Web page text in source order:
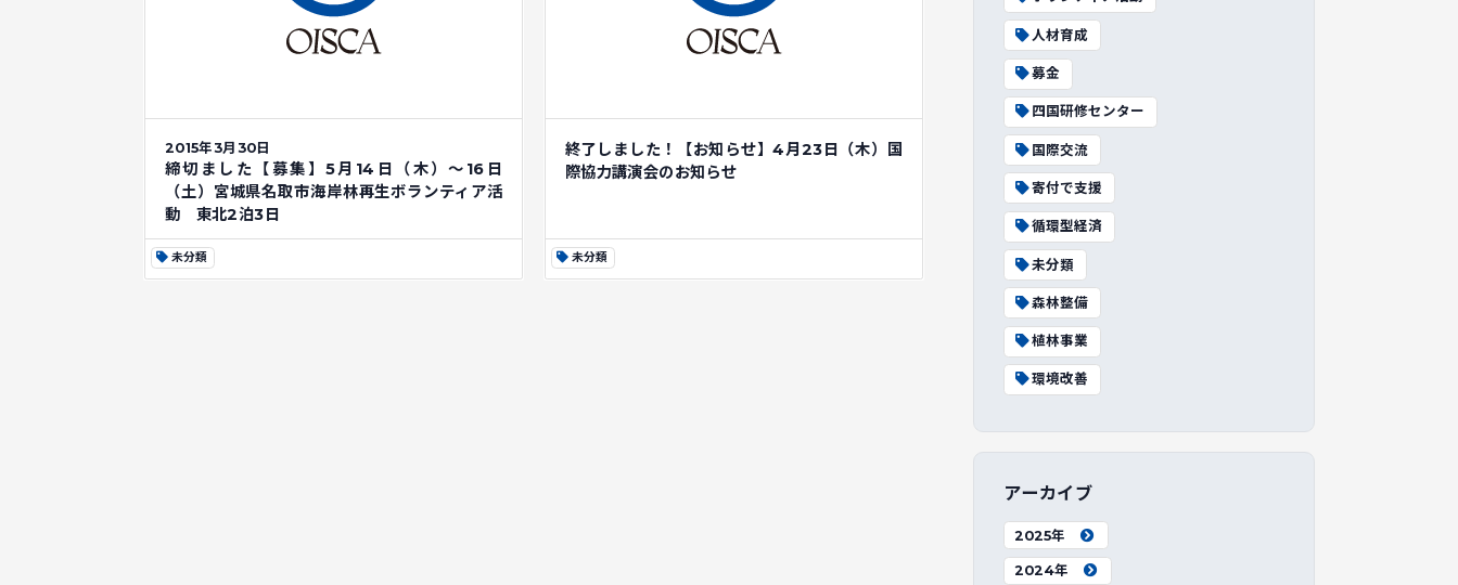
2015年3月30日
締切ました【募集】5月14日（木）～16日
（土）宮城県名取市海岸林再生ボランティア活
動 東北2泊3日
未分類
終了しました！【お知らせ】4月23日（木）国
際協力講演会のお知らせ
未分類
人材育成
募金
四国研修センター
国際交流
寄付で支援
循環型経済
未分類
森林整備
植林事業
環境改善
アーカイブ
2025年
2024年